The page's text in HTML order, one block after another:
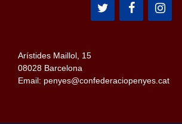
Arístides Maillol, 15
08028 Barcelona
Email: penyes@confederaciopenyes.cat